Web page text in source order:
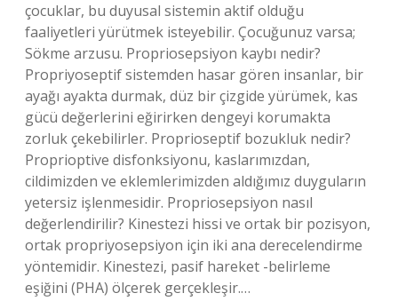
çocuklar, bu duyusal sistemin aktif olduğu
faaliyetleri yürütmek isteyebilir. Çocuğunuz varsa;
Sökme arzusu. Propriosepsiyon kaybı nedir?
Propriyoseptif sistemden hasar gören insanlar, bir
ayağı ayakta durmak, düz bir çizgide yürümek, kas
gücü değerlerini eğirirken dengeyi korumakta
zorluk çekebilirler. Proprioseptif bozukluk nedir?
Proprioptive disfonksiyonu, kaslarımızdan,
cildimizden ve eklemlerimizden aldığımız duyguların
yetersiz işlenmesidir. Propriosepsiyon nasıl
değerlendirilir? Kinestezi hissi ve ortak bir pozisyon,
ortak propriyosepsiyon için iki ana derecelendirme
yöntemidir. Kinestezi, pasif hareket -belirleme
eşiğini (PHA) ölçerek gerçekleşir.…